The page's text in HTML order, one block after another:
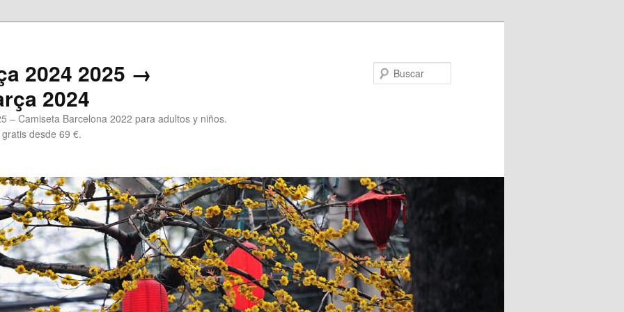
2024 2025 →
2024
– Camiseta Barcelona 2022 para adultos y niños.
desde 69 €.